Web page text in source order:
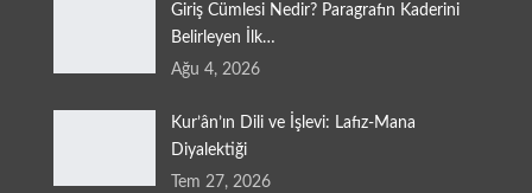
Giriş Cümlesi Nedir? Paragrafın Kaderini
Belirleyen İlk…
Ağu 4, 2026
Kur’ân’ın Dili ve İşlevi: Lafız-Mana
Diyalektiği
Tem 27, 2026